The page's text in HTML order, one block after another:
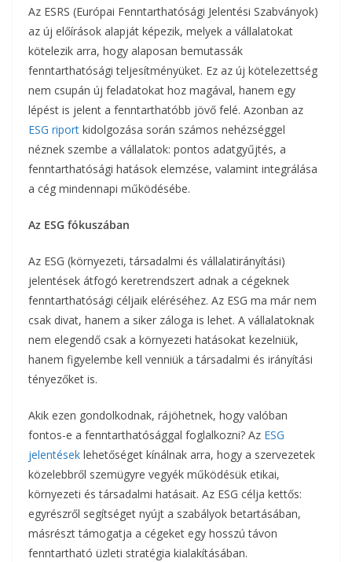
Az ESRS (Európai Fenntarthatósági Jelentési Szabványok)
az új előírások alapját képezik, melyek a vállalatokat
kötelezik arra, hogy alaposan bemutassák
fenntarthatósági teljesítményüket. Ez az új kötelezettség
nem csupán új feladatokat hoz magával, hanem egy
lépést is jelent a fenntarthatóbb jövő felé. Azonban az
ESG riport kidolgozása során számos nehézséggel
néznek szembe a vállalatok: pontos adatgyűjtés, a
fenntarthatósági hatások elemzése, valamint integrálása
a cég mindennapi működésébe.
Az ESG fókuszában
Az ESG (környezeti, társadalmi és vállalatirányítási)
jelentések átfogó keretrendszert adnak a cégeknek
fenntarthatósági céljaik eléréséhez. Az ESG ma már nem
csak divat, hanem a siker záloga is lehet. A vállalatoknak
nem elegendő csak a környezeti hatásokat kezelniük,
hanem figyelembe kell venniük a társadalmi és irányítási
tényezőket is.
Akik ezen gondolkodnak, rájöhetnek, hogy valóban
fontos-e a fenntarthatósággal foglalkozni? Az ESG
jelentések lehetőséget kínálnak arra, hogy a szervezetek
közelebbről szemügyre vegyék működésük etikai,
környezeti és társadalmi hatásait. Az ESG célja kettős:
egyrészről segítséget nyújt a szabályok betartásában,
másrészt támogatja a cégeket egy hosszú távon
fenntartható üzleti stratégia kialakításában.